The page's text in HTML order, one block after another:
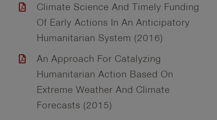
Climate Science And Timely Funding
Of Early Actions In An Anticipatory
Humanitarian System (2016)
An Approach For Catalyzing
Humanitarian Action Based On
Extreme Weather And Climate
Forecasts (2015)